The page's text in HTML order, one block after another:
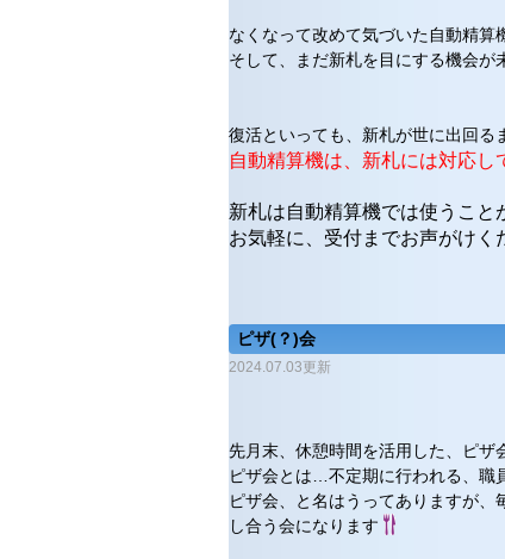
なくなって改めて気づいた自動精算
そして、まだ新札を目にする機会
復活といっても、新札が世に出回る
自動精算機は、新札には対応し
新札は自動精算機では使うこと
お気軽に、受付までお声がけく
ピザ(？)会
2024.07.03更新
先月末、休憩時間を活用した、ピザ
ピザ会とは…不定期に行われる、職
ピザ会、と名はうってありますが
し合う会になります